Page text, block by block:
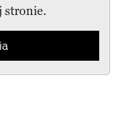
stronie.